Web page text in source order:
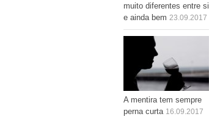
muito diferentes entre si
e ainda bem 23.09.2017
A mentira tem sempre
perna curta 16.09.2017